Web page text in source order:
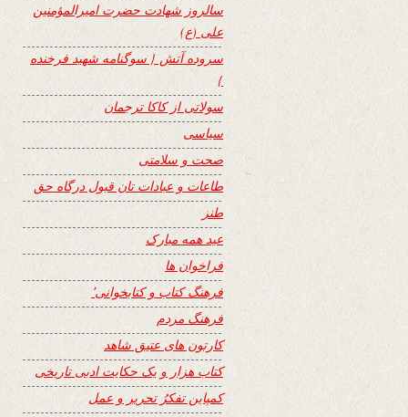
سالروز شهادت حضرت امیرالمؤمنین
علی (ع)
سروده آتش { سوگنامه شهید فرخنده
}
سولاتی از کاکا ترجمان
سیاسی
صحت و سلامتی
طاعات و عبادات تان قبول درگاه حق
طنز
عید همه مبارک
فراخوان ها
فرهنگ کتاب و کتابخوانی٬
فرهنگ مردم
کارتون های عتیق شاهد
کتاب هزار و یک حکایت ادبی تاریخی
کمپاین تفکرُ تحریر و عمل